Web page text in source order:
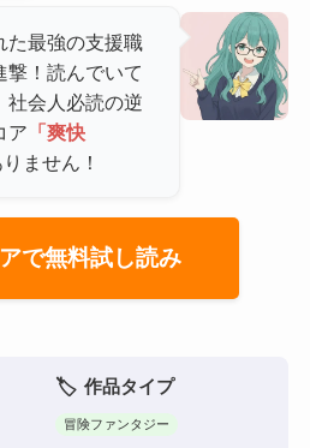
た最強の支援職
撃！読んでいて
社会人必読の逆
ア 「爽快
ません！
で無料試し読み
作品タイプ
冒険ファンタジー